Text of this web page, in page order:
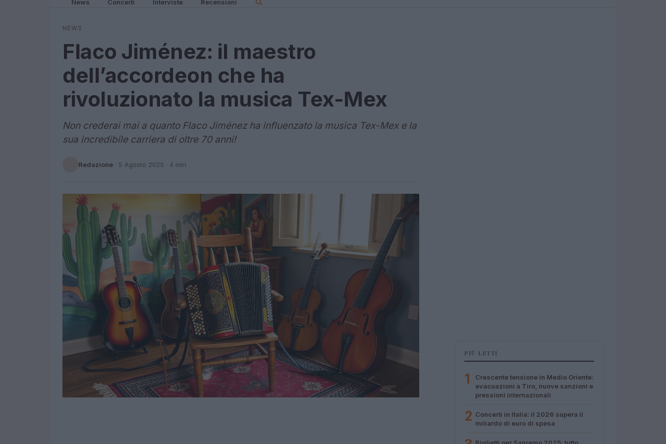
News Concerti Interviste Recensioni
NEWS
Flaco Jiménez: il maestro
dell’accordeon che ha
rivoluzionato la musica Tex-Mex
Non crederai mai a quanto Flaco Jiménez ha influenzato la musica Tex-Mex e la
sua incredibile carriera di oltre 70 anni!
Redazione · 5 Agosto 2025 · 4 min
PIÙ LETTI
1
Crescente tensione in Medio Oriente:
evacuazioni a Tiro, nuove sanzioni e
pressioni internazionali
2 Concerti in Italia: il 2026 supera il
miliardo di euro di spesa